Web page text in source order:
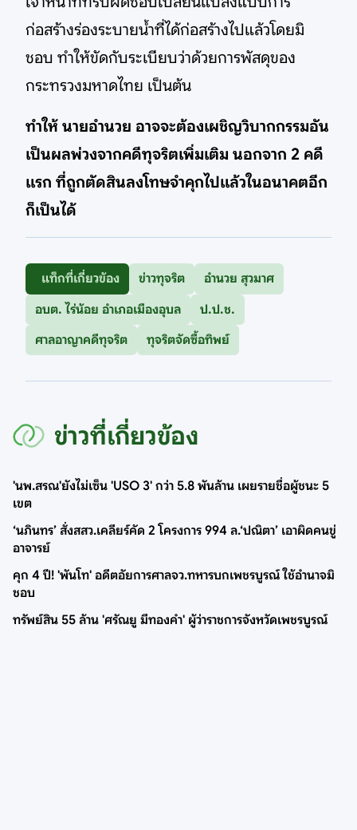
ก่อสร้างร่องระบายน้ำที่ได้ก่อสร้างไปแล้วโดยมิ
ชอบ ทำให้ขัดกับระเบียบว่าด้วยการพัสดุของ
กระทรวงมหาดไทย เป็นต้น
ทำให้ นายอำนวย อาจจะต้องเผชิญวิบากกรรมอัน
เป็นผลพ่วงจากคดีทุจริตเพิ่มเติม นอกจาก 2 คดี
แรก ที่ถูกตัดสินลงโทษจำคุกไปแล้วในอนาคตอีก
ก็เป็นได้
แท็กที่เกี่ยวข้อง ข่าวทุจริต
อำนวย สุวมาศ
อบต. ไร่น้อย อำเภอเมืองอุบล
ป.ป.ช.
ศาลอาญาคดีทุจริต
ทุจริตจัดซื้อทิพย์
ข่าวที่เกี่ยวข้อง
'นพ.สรณ'ยังไม่เซ็น 'USO 3' กว่า 5.8 พันล้าน เผยรายชื่อผู้ชนะ 5
เขต
‘นภินทร’ สั่งสสว.เคลียร์คัด 2 โครงการ 994 ล.‘ปณิตา’ เอาผิดคนขู่
อาจารย์
คุก 4 ปี! 'พันโท' อดีตอัยการศาลจว.ทหารบกเพชรบูรณ์ ใช้อำนาจมิ
ชอบ
ทรัพย์สิน 55 ล้าน 'ศรัณยู มีทองคำ' ผู้ว่าราชการจังหวัดเพชรบูรณ์